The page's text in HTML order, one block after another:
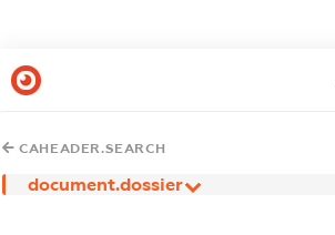
CAHEADER.SEARCH
document.dossier